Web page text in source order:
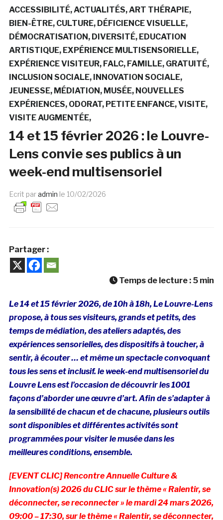
ACCESSIBILITÉ ACTUALITÉS ART THÉRAPIE
BIEN-ÊTRE CULTURE DÉFICIENCE VISUELLE
DÉMOCRATISATION DIVERSITÉ EDUCATION
ARTISTIQUE EXPÉRIENCE MULTISENSORIELLE
EXPÉRIENCE VISITEUR FALC FAMILLE GRATUITÉ
INCLUSION SOCIALE INNOVATION SOCIALE
JEUNESSE MÉDIATION MUSÉE NOUVELLES
EXPÉRIENCES ODORAT PETITE ENFANCE VISITE
VISITE AUGMENTÉE
14 et 15 février 2026 : le Louvre-
Lens convie ses publics à un
week-end multisensoriel
Ecrit paradmin le 10/02/2026
Partager :
Temps de lecture : 5 min
Le14 et 15 février 2026, de 10h à 18h, Le Louvre-Lens
propose, à tous ses visiteurs, grands et petits, des
temps de médiation, des ateliers adaptés, des
expériences sensorielles, des dispositifs à toucher, à
sentir, à écouter … et même un spectacle convoquant
tous les sens et inclusif. le week-end multisensoriel du
Louvre Lens est l’occasion de découvrir les 1001
façons d’aborder une œuvre d’art. Afin de s’adapter à
la sensibilité de chacun et de chacune, plusieurs outils
sont disponibles et différentes activités sont
programmées pour visiter le musée dans les
meilleures conditions, ensemble.
[EVENT CLIC] Rencontre Annuelle Culture &
Innovation(s) 2026 du CLIC sur le thème « Ralentir, se
déconnecter, se reconnecter » le mardi24 mars 2026,
09:00–17:30, sur le thème « Ralentir, se déconnecter,